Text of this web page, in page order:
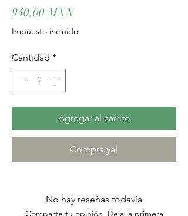
940,00 MXNPrecio
Impuesto incluido
Cantidad *
Agregar al carrito
Compra ya!
No hay reseñas todavía
Comparte tu opinión. Deja la primera